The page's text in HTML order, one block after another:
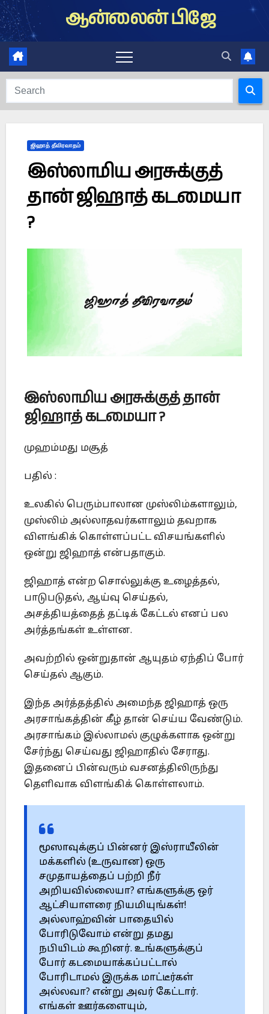
Skip
to
content
ஆன்லைன் பிஜே
ஜிஹாத் தீவிரவாதம்
இஸ்லாமிய அரசுக்குத்
தான் ஜிஹாத் கடமையா
?
இஸ்லாமிய அரசுக்குத் தான்
ஜிஹாத் கடமையா ?
முஹம்மது மசூத்
பதில் :
உலகில் பெரும்பாலான முஸ்லிம்களாலும்,
முஸ்லிம் அல்லாதவர்களாலும் தவறாக
விளங்கிக் கொள்ளப்பட்ட விசயங்களில்
ஒன்று ஜிஹாத் என்பதாகும்.
ஜிஹாத் என்ற சொல்லுக்கு உழைத்தல்,
பாடுபடுதல், ஆய்வு செய்தல்,
அசத்தியத்தைத் தட்டிக் கேட்டல் எனப் பல
அர்த்தங்கள் உள்ளன.
அவற்றில் ஒன்றுதான் ஆயுதம் ஏந்திப் போர்
செய்தல் ஆகும்.
இந்த அர்த்தத்தில் அமைந்த ஜிஹாத் ஒரு
அரசாங்கத்தின் கீழ் தான் செய்ய வேண்டும்.
அரசாங்கம் இல்லாமல் குழுக்களாக ஒன்று
சேர்ந்து செய்வது ஜிஹாதில் சேராது.
இதனைப் பின்வரும் வசனத்திலிருந்து
தெளிவாக விளங்கிக் கொள்ளலாம்.
மூஸாவுக்குப் பின்னர் இஸ்ராயீலின்
மக்களில் (உருவான) ஒரு
சமுதாயத்தைப் பற்றி நீர்
அறியவில்லையா? எங்களுக்கு ஒர்
ஆட்சியாளரை நியமியுங்கள்!
அல்லாஹ்வின் பாதையில்
போரிடுவோம் என்று தமது
நபியிடம் கூறினர். உங்களுக்குப்
போர் கடமையாக்கப்பட்டால்
போரிடாமல் இருக்க மாட்டீர்கள்
அல்லவா? என்று அவர் கேட்டார்.
எங்கள் ஊர்களையும்,